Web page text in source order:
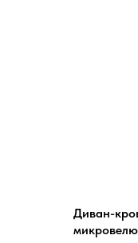
Диван-